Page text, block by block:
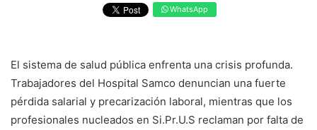
WhatsApp
El sistema de salud pública enfrenta una crisis profunda.
Trabajadores del Hospital Samco denuncian una fuerte
pérdida salarial y precarización laboral, mientras que los
profesionales nucleados en Si.Pr.U.S reclaman por falta de